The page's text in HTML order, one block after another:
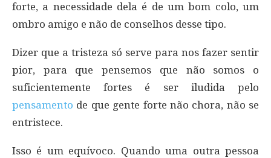
forte, a necessidade dela é de um bom colo, um
ombro amigo e não de conselhos desse tipo.
Dizer que a tristeza só serve para nos fazer sentir
pior, para que pensemos que não somos o
suficientemente fortes é ser iludida pelo
pensamento de que gente forte não chora, não se
entristece.
Isso é um equívoco. Quando uma outra pessoa